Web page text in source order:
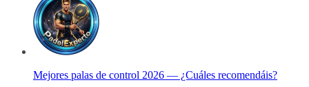
Mejores palas de control 2026 — ¿Cuáles recomendáis?